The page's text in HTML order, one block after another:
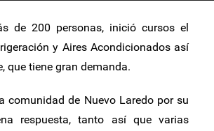
de 200 personas, inició cursos el
y Aires Acondicionados así
que tiene gran demanda.
comunidad de Nuevo Laredo por su
respuesta, tanto así que varias